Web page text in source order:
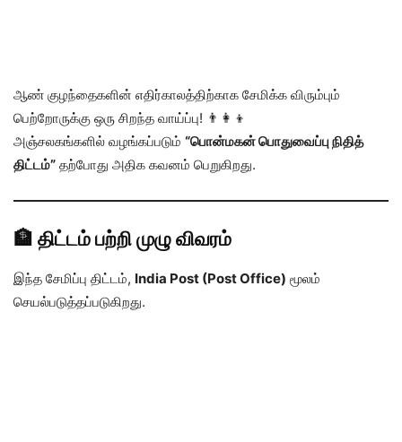
ஆண் குழந்தைகளின் எதிர்காலத்திற்காக சேமிக்க விரும்பும்
பெற்றோருக்கு ஒரு சிறந்த வாய்ப்பு! 👨‍👩‍👦
அஞ்சலகங்களில் வழங்கப்படும் “பொன்மகன் பொதுவைப்பு நிதித்
திட்டம்” தற்போது அதிக கவனம் பெறுகிறது.
🏦 திட்டம் பற்றி முழு விவரம்
இந்த சேமிப்பு திட்டம், India Post (Post Office) மூலம்
செயல்படுத்தப்படுகிறது.